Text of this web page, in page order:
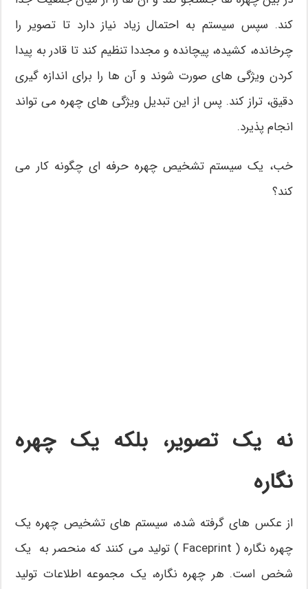
کند. سپس سیستم به احتمال زیاد نیاز دارد تا تصویر را
چرخانده، کشیده، پیچانده و مجددا تنظیم کند تا قادر به پیدا
کردن ویژگی های صورت شوند و آن ها را برای اندازه گیری
دقیق، تراز کند. پس از این تبدیل ویژگی های چهره می تواند
انجام پذیرد.
خب، یک سیستم تشخیص چهره حرفه ای چگونه کار می
کند؟
نه یک تصویر، بلکه یک چهره
نگاره
از عکس های گرفته شده، سیستم های تشخیص چهره یک
چهره نگاره ( Faceprint ) تولید می کنند که منحصر به یک
شخص است. هر چهره نگاره، یک مجموعه اطلاعات تولید